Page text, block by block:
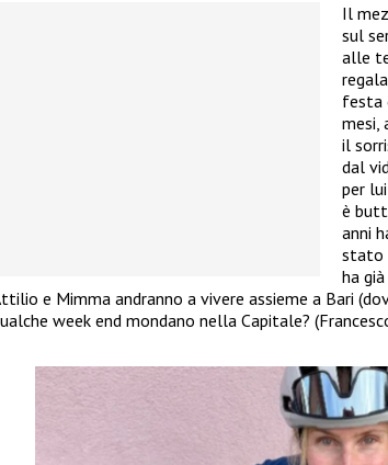
Il
sul
alle
festa
mesi,
il
dal
per
è
anni
stato
ha
e Mimma andranno a vivere assieme a Bari
week end mondano nella Capitale?